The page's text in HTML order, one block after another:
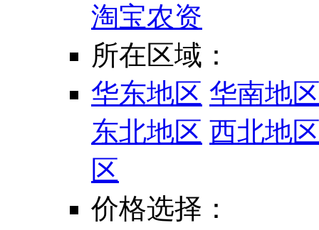
淘宝农资
所在区域：
华东地区 华南地
东北地区 西北地
区
价格选择：